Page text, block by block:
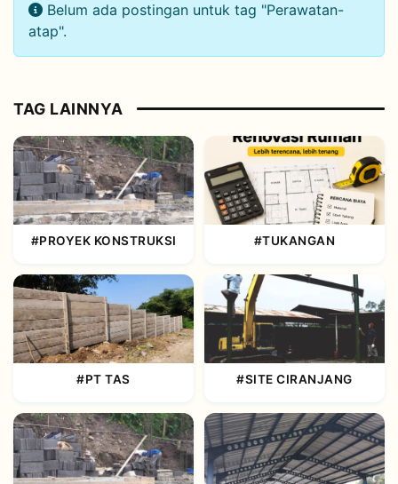
Belum ada postingan untuk tag "Perawatan-
atap".
TAG LAINNYA
#PROYEK KONSTRUKSI #TUKANGAN
#PT TAS #SITE CIRANJANG